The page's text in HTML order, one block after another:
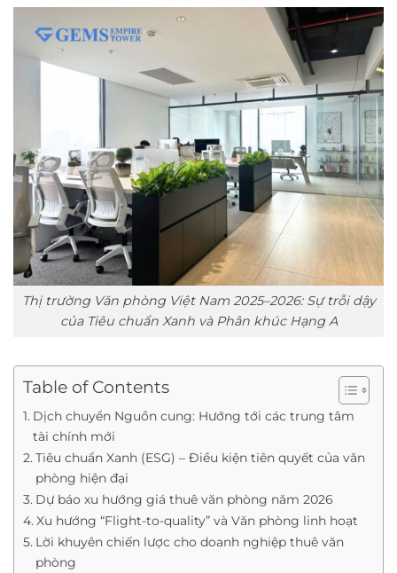
Thị trường Văn phòng Việt Nam 2025–2026: Sự trỗi dậy
của Tiêu chuẩn Xanh và Phân khúc Hạng A
Table of Contents
Dịch chuyển Nguồn cung: Hướng tới các trung tâm
tài chính mới
Tiêu chuẩn Xanh (ESG) – Điều kiện tiên quyết của văn
phòng hiện đại
Dự báo xu hướng giá thuê văn phòng năm 2026
Xu hướng “Flight-to-quality” và Văn phòng linh hoạt
Lời khuyên chiến lược cho doanh nghiệp thuê văn
phòng